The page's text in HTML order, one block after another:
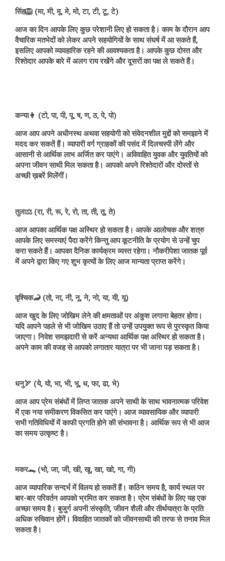
सिंह🦁 (मा, मी, मू, मे, मो, टा, टी, टू, टे)
आज का दिन आपके लिए कुछ परेशानी लिए हो सकता है। काम के दौरान आप
वैचारिक मतभेदों को लेकर अपने सहयोगियों के साथ संघर्ष में आ सकते हैं,
इसलिए आपको व्यावहारिक रहने की आवश्यकता है। आपके कुछ दोस्त और
रिश्तेदार आपके बारे में अलग राय रखेंगे और दूसरों का पक्ष ले सकते हैं।
कन्या👩 (टो, पा, पी, पू, ष, ण, ठ, पे, पो)
आज आप अपने अधीनस्थ अथवा सहयोगी को संवेदनशील मुद्दों को समझाने में
मदद कर सकतें हैं। व्यापारी वर्ग ग्राहकों की पसंद में दिलचस्पी लेंगे और
आसानी से आर्थिक लाभ अर्जित कर पाएंगे। अविवाहित युवक और युवतियों को
अपना जीवन साथी मिल सकता है। आपको अपने रिश्तेदारों और दोस्तों से
अच्छी ख़बरें मिलेंगीं।
तुला⚖️ (रा, री, रू, रे, रो, ता, ती, तू, ते)
आज आपका आर्थिक पक्ष अस्थिर हो सकता है। आपके आलोचक और शत्रु
आपके लिए समस्याएं पैदा करेंगे किन्तु आप कूटनीति के प्रयोग से उन्हें चुप
करा सकते हैं। आपका दैनिक कार्यक्रम व्यस्त रहेगा। नौकरीपेशा जातक पूर्व
में अपने द्वारा किए गए शुभ कृत्यों के लिए आज मान्यता प्राप्त करेंगे।
वृश्चिक🦂 (तो, ना, नी, नू, ने, नो, या, यी, यू)
आज खुद के लिए जोखिम लेने की क्षमताओं पर अंकुश लगाना बेहतर होगा।
यदि आपने पहले से भी जोखिम उठाए हैं तो उन्हें उपयुक्त रूप से पुरस्कृत किया
जाएगा। निवेश समझदारी से करें अन्यथा आर्थिक पक्ष अस्थिर हो सकता है।
अपने काम की वजह से आपको लगातार यात्रा पर भी जाना पड़ सकता है।
धनु🏹 (ये, यो, भा, भी, भू, ध, फा, ढा, भे)
आज आप प्रेम संबंधों में लिप्त जातक अपने साथी के साथ भावनात्मक परिवेश
में एक नया समीकरण विकसित कर पाएंगे। आज व्यावसायिक और व्यापारी
सभी गतिविधियों में काफी प्रगति होने की संभावना है। आर्थिक रूप से भी आज
का समय उत्कृष्ट है।
मकर🐊 (भो, जा, जी, खी, खू, खा, खो, गा, गी)
आज व्यापारिक सन्दर्भ में विलय हो सकतें हैं। कठिन समय है, कार्य स्थल पर
बार-बार परिवर्तन आपको भ्रमित कर सकता है। प्रेम संबंधों के लिए यह एक
अच्छा समय है। बुजुर्ग अपनी संस्कृति, जीवन शैली और तीर्थयात्रा के प्रति
अधिक रुचिवान होंगें। विवाहित जातकों को जीवनसाथी की तरफ से तनाव मिल
सकता है।